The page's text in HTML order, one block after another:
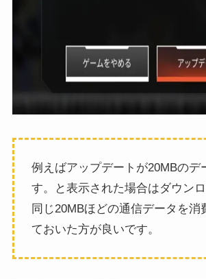
例えばアップデートが20MBのデ
す。と表示された場合はダウン
同じ20MBほどの通信データを消
ておいた方が良いです。